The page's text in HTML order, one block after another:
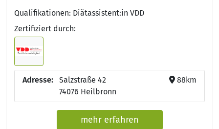
Qualifikationen: Diätassistent:in VDD
Zertifiziert durch:
Adresse:
Salzstraße 42
74076 Heilbronn
88km
mehr erfahren